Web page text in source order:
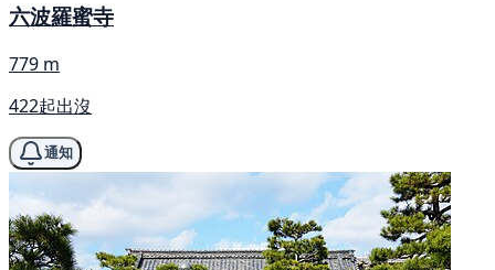
六波羅蜜寺
779 m
422起出沒
通知